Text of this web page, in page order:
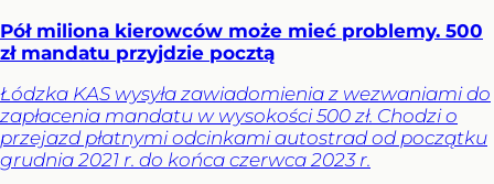
Pół miliona kierowców może mieć problemy. 500
zł mandatu przyjdzie pocztą
Łódzka KAS wysyła zawiadomienia z wezwaniami do
zapłacenia mandatu w wysokości 500 zł. Chodzi o
przejazd płatnymi odcinkami autostrad od początku
grudnia 2021 r. do końca czerwca 2023 r.